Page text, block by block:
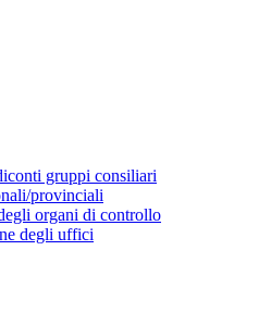
gruppi consiliari
provinciali
organi di controllo
degli uffici